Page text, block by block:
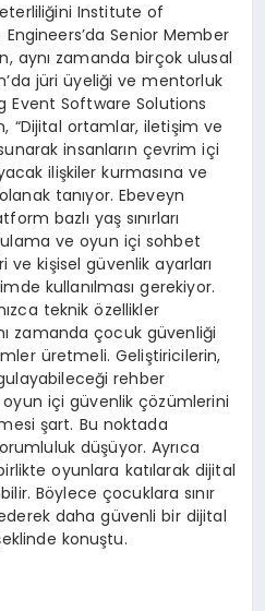
Institute of
Senior Member
aynı zamanda birçok ulusal
jüri üyeliği ve mentorluk
Event Software Solutions
“Dijital ortamlar, iletişim ve
insanların çevrim içi
ilişkiler kurmasına ve
tanıyor. Ebeveyn
bazlı yaş sınırları
ve oyun içi sohbet
kişisel güvenlik ayarları
kullanılması gerekiyor.
teknik özellikler
zamanda çocuk güvenliği
üretmeli. Geliştiricilerin,
rehber
içi güvenlik çözümlerini
şart. Bu noktada
düşüyor. Ayrıca
oyunlara katılarak dijital
Böylece çocuklara sınır
daha güvenli bir dijital
konuştu.